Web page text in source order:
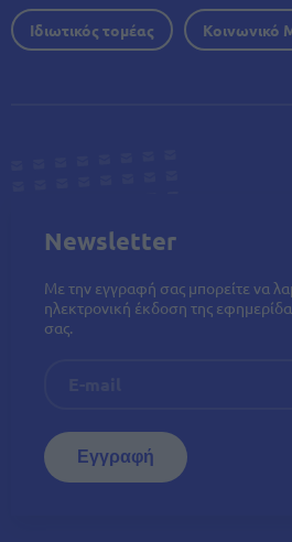
Ιδιωτικός τομέας Κοινωνικό
Newsletter
Με την εγγραφή σας μπορείτε να
ηλεκτρονική έκδοση της
σας.